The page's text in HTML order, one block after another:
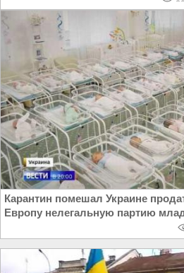
Карантин помешал Украине
Европу нелегальную партию